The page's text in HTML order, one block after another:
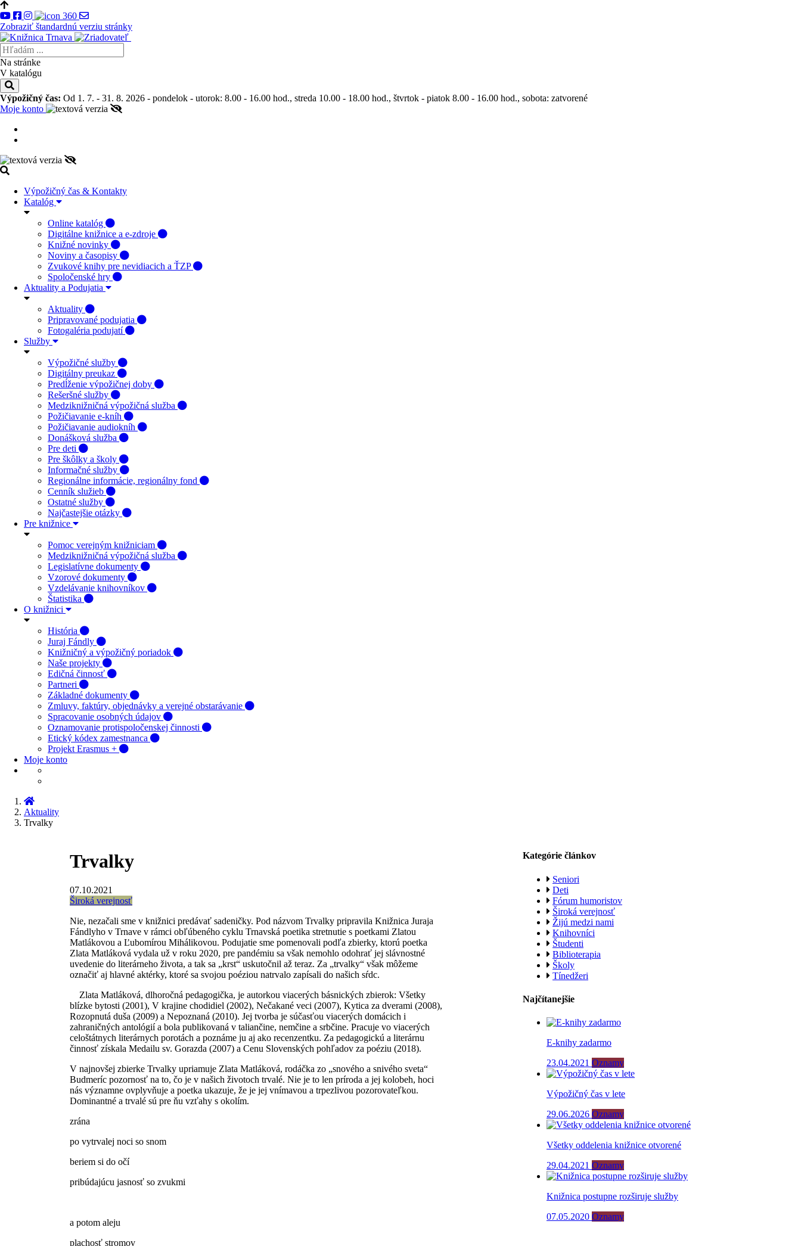
Zobraziť štandardnú verziu stránky
Na stránke
V katalógu
Výpožičný čas: Od 1. 7. - 31. 8. 2026 - pondelok - utorok: 8.00 - 16.00 hod., streda 10.00 - 18.00 hod., štvrtok - piatok 8.00 - 16.00 hod., sobota: zatvorené
Moje konto
Výpožičný čas & Kontakty
Katalóg
Online katalóg
Digitálne knižnice a e-zdroje
Knižné novinky
Noviny a časopisy
Zvukové knihy pre nevidiacich a ŤZP
Spoločenské hry
Aktuality a Podujatia
Aktuality
Pripravované podujatia
Fotogaléria podujatí
Služby
Výpožičné služby
Digitálny preukaz
Predĺženie výpožičnej doby
Rešeršné služby
Medziknižničná výpožičná služba
Požičiavanie e-kníh
Požičiavanie audiokníh
Donášková služba
Pre deti
Pre škôlky a školy
Informačné služby
Regionálne informácie, regionálny fond
Cenník služieb
Ostatné služby
Najčastejšie otázky
Pre knižnice
Pomoc verejným knižniciam
Medziknižničná výpožičná služba
Legislatívne dokumenty
Vzorové dokumenty
Vzdelávanie knihovníkov
Štatistika
O knižnici
História
Juraj Fándly
Knižničný a výpožičný poriadok
Naše projekty
Edičná činnosť
Partneri
Základné dokumenty
Zmluvy, faktúry, objednávky a verejné obstarávanie
Spracovanie osobných údajov
Oznamovanie protispoločenskej činnosti
Etický kódex zamestnanca
Projekt Erasmus +
Moje konto
Aktuality
Trvalky
Trvalky
07.10.2021
Široká verejnosť
Nie, nezačali sme v knižnici predávať sadeničky. Pod názvom Trvalky pripravila Knižnica Juraja
Fándlyho v Trnave v rámci obľúbeného cyklu Trnavská poetika stretnutie s poetkami Zlatou
Matlákovou a Ľubomírou Mihálikovou. Podujatie sme pomenovali podľa zbierky, ktorú poetka
Zlata Matláková vydala už v roku 2020, pre pandémiu sa však nemohlo odohrať jej slávnostné
uvedenie do literárneho života, a tak sa „krst“ uskutočnil až teraz. Za „trvalky“ však môžeme
označiť aj hlavné aktérky, ktoré sa svojou poéziou natrvalo zapísali do našich sŕdc.
Zlata Matláková, dlhoročná pedagogička, je autorkou viacerých básnických zbierok: Všetky
blízke bytosti (2001), V krajine chodidiel (2002), Nečakané veci (2007), Kytica za dverami (2008),
Rozopnutá duša (2009) a Nepoznaná (2010). Jej tvorba je súčasťou viacerých domácich i
zahraničných antológií a bola publikovaná v taliančine, nemčine a srbčine. Pracuje vo viacerých
celoštátnych literárnych porotách a poznáme ju aj ako recenzentku. Za pedagogickú a literárnu
činnosť získala Medailu sv. Gorazda (2007) a Cenu Slovenských pohľadov za poéziu (2018).
V najnovšej zbierke Trvalky upriamuje Zlata Matláková, rodáčka zo „snového a snivého sveta“
Budmeríc pozornosť na to, čo je v našich životoch trvalé. Nie je to len príroda a jej kolobeh, hoci
nás významne ovplyvňuje a poetka ukazuje, že je jej vnímavou a trpezlivou pozorovateľkou.
Dominantné a trvalé sú pre ňu vzťahy s okolím.
zrána
po vytrvalej noci so snom
beriem si do očí
pribúdajúcu jasnosť so zvukmi
a potom aleju
plachosť stromov
Kategórie článkov
Seniori
Deti
Fórum humoristov
Široká verejnosť
Žijú medzi nami
Knihovníci
Študenti
Biblioterapia
Školy
Tínedžeri
Najčítanejšie
E-knihy zadarmo
23.04.2021 Oznamy
Výpožičný čas v lete
29.06.2026 Oznamy
Všetky oddelenia knižnice otvorené
29.04.2021 Oznamy
Knižnica postupne rozširuje služby
07.05.2020 Oznamy